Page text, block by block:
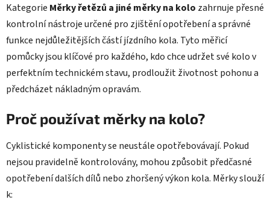
ý
p
i
s
Kategorie Měrky řetězů a jiné měrky na kolo zahrnuje přesné
kontrolní nástroje určené pro zjištění opotřebení a správné
funkce nejdůležitějších částí jízdního kola. Tyto měřicí
pomůcky jsou klíčové pro každého, kdo chce udržet své kolo v
perfektním technickém stavu, prodloužit životnost pohonu a
předcházet nákladným opravám.
Proč používat měrky na kolo?
Cyklistické komponenty se neustále opotřebovávají. Pokud
nejsou pravidelně kontrolovány, mohou způsobit předčasné
opotřebení dalších dílů nebo zhoršený výkon kola. Měrky slouží
k: